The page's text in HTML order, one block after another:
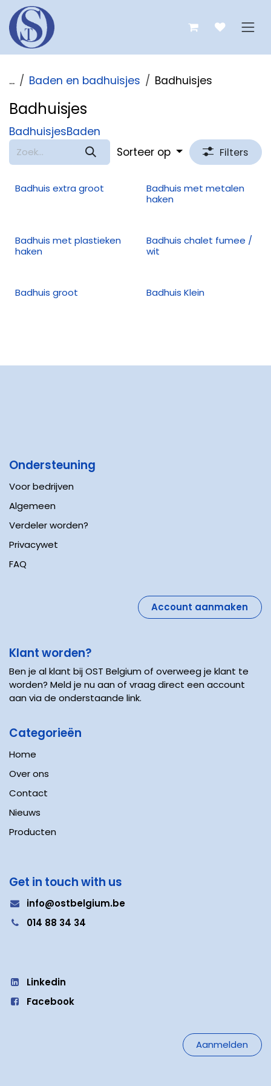
Overslaan naar inhoud
... Baden en badhuisjes Badhuisjes
Badhuisjes
BadhuisjesBaden
Sorteer op
Filters
Badhuis extra groot
Badhuis met metalen
haken
Badhuis met plastieken
haken
Badhuis chalet fumee /
wit
Badhuis groot Badhuis Klein
Ondersteuning
Voor bedrijven
Algemeen
Verdeler worden?
Privacywet
FAQ
Account aanmaken
Klant worden?
Ben je al klant bij OST Belgium of overweeg je klant te
worden? Meld je nu aan of vraag direct een account
aan via de onderstaande link.
Categorieën
Home
Over ons
Contact
Nieuws
Producten
Get in touch with us
info@ostbelgium.be
014 88 34 34
Linkedin
Facebook
Aanmelden